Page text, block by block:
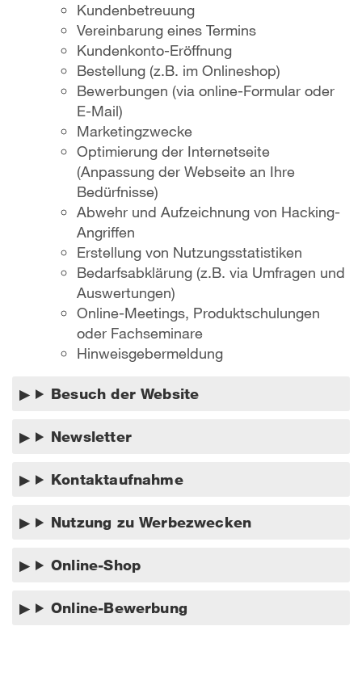
Kundenbetreuung
Vereinbarung eines Termins
Kundenkonto-Eröffnung
Bestellung (z.B. im Onlineshop)
Bewerbungen (via online-Formular oder
E-Mail)
Marketingzwecke
Optimierung der Internetseite
(Anpassung der Webseite an Ihre
Bedürfnisse)
Abwehr und Aufzeichnung von Hacking-
Angriffen
Erstellung von Nutzungsstatistiken
Bedarfsabklärung (z.B. via Umfragen und
Auswertungen)
Online-Meetings, Produktschulungen
oder Fachseminare
Hinweisgebermeldung
Besuch der Website
Newsletter
Kontaktaufnahme
Nutzung zu Werbezwecken
Online-Shop
Online-Bewerbung